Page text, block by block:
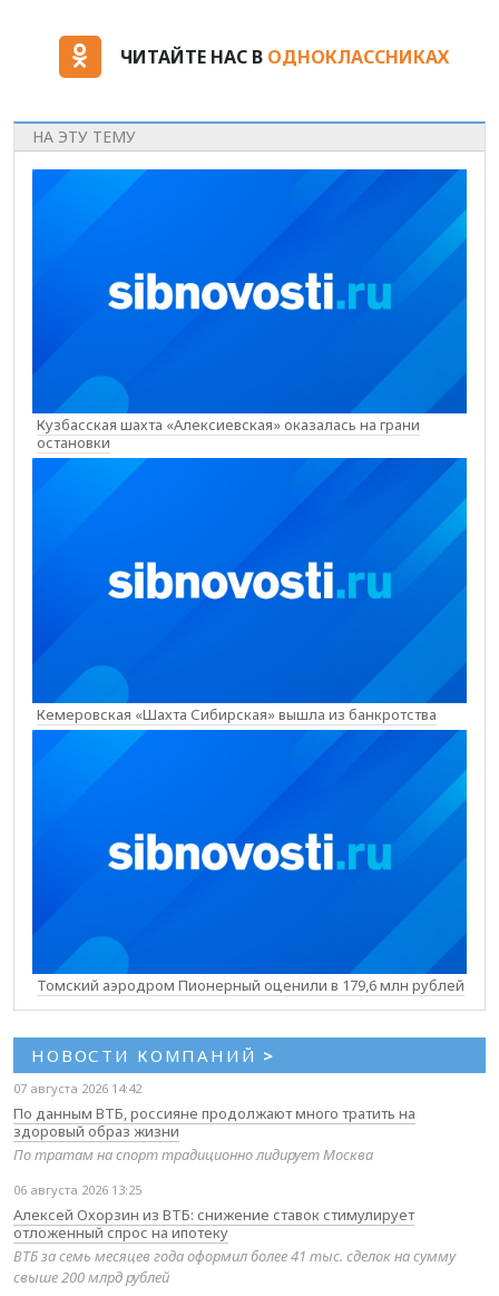
ЧИТАЙТЕ НАС В ОДНОКЛАССНИКАХ
НА ЭТУ ТЕМУ
Кузбасская шахта «Алексиевская» оказалась на грани
остановки
Кемеровская «Шахта Сибирская» вышла из банкротства
Томский аэродром Пионерный оценили в 179,6 млн рублей
НОВОСТИ КОМПАНИЙ >
07 августа 2026 14:42
По данным ВТБ, россияне продолжают много тратить на
здоровый образ жизни
По тратам на спорт традиционно лидирует Москва
06 августа 2026 13:25
Алексей Охорзин из ВТБ: снижение ставок стимулирует
отложенный спрос на ипотеку
ВТБ за семь месяцев года оформил более 41 тыс. сделок на сумму
свыше 200 млрд рублей